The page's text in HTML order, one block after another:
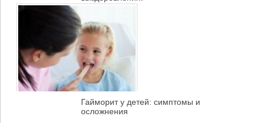
Гайморит у детей: симптомы и
осложнения